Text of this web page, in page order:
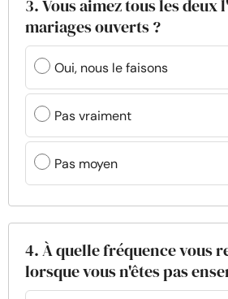
3. Vous aimez tous les deux
mariages ouverts ?
Oui, nous le faisons
Pas vraiment
Pas moyen
4. À quelle fréquence vous
lorsque vous n'êtes pas